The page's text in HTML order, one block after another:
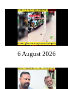
6 August 2026